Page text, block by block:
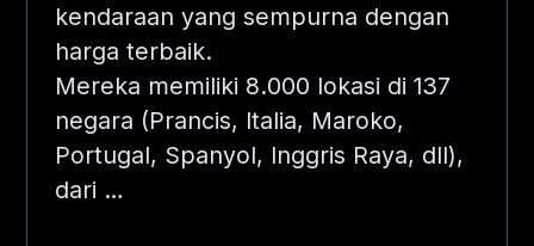
kendaraan yang sempurna dengan
harga terbaik.
Mereka memiliki 8.000 lokasi di 137
negara (Prancis, Italia, Maroko,
Portugal, Spanyol, Inggris Raya, dll),
dari …